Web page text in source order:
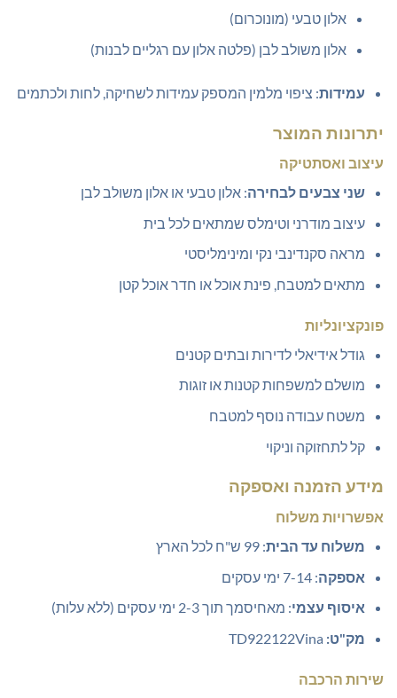
אלון טבעי (מונוכרום)
אלון משולב לבן (פלטה אלון עם רגליים לבנות)
עמידות: ציפוי מלמין המספק עמידות לשחיקה, לחות ולכתמים
יתרונות המוצר
עיצוב ואסתטיקה
שני צבעים לבחירה: אלון טבעי או אלון משולב לבן
עיצוב מודרני וטימלס שמתאים לכל בית
מראה סקנדינבי נקי ומינימליסטי
מתאים למטבח, פינת אוכל או חדר אוכל קטן
פונקציונליות
גודל אידיאלי לדירות ובתים קטנים
מושלם למשפחות קטנות או זוגות
משטח עבודה נוסף למטבח
קל לתחזוקה וניקוי
מידע הזמנה ואספקה
אפשרויות משלוח
משלוח עד הבית: 99 ש"ח לכל הארץ
אספקה: 7-14 ימי עסקים
איסוף עצמי: מאחיסמך תוך 2-3 ימי עסקים (ללא עלות)
מק"ט: TD922122Vina
שירות הרכבה